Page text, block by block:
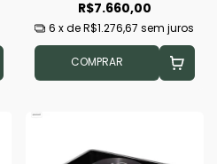
R$7.660,00
6 x deR$1.276,67 sem juros
COMPRAR